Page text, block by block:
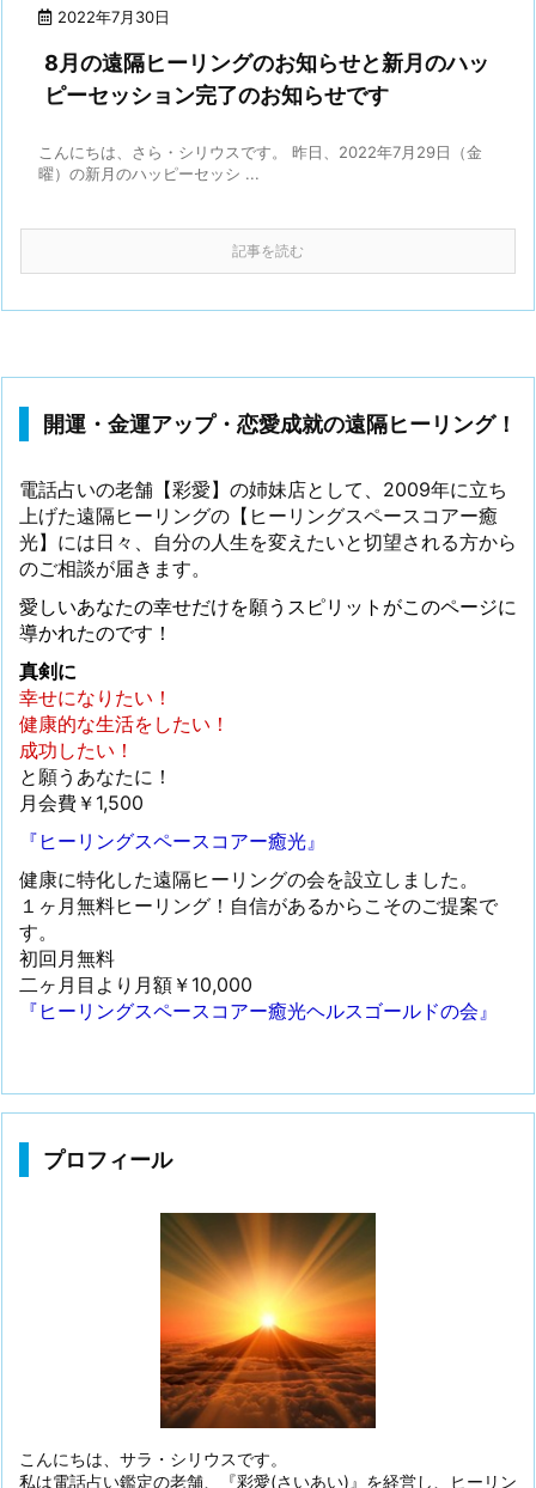
2022年7月30日
8月の遠隔ヒーリングのお知らせと新月のハッ
ピーセッション完了のお知らせです
こんにちは、さら・シリウスです。 昨日、2022年7月29日（金
曜）の新月のハッピーセッシ ...
記事を読む
開運・金運アップ・恋愛成就の遠隔ヒーリング！
電話占いの老舗【彩愛】の姉妹店として、2009年に立ち
上げた遠隔ヒーリングの【ヒーリングスペースコアー癒
光】には日々、自分の人生を変えたいと切望される方から
のご相談が届きます。
愛しいあなたの幸せだけを願うスピリットがこのページに
導かれたのです！
真剣に
幸せになりたい！
健康的な生活をしたい！
成功したい！
と願うあなたに！
月会費￥1,500
『ヒーリングスペースコアー癒光』
健康に特化した遠隔ヒーリングの会を設立しました。
１ヶ月無料ヒーリング！自信があるからこそのご提案で
す。
初回月無料
二ヶ月目より月額￥10,000
『ヒーリングスペースコアー癒光ヘルスゴールドの会』
プロフィール
こんにちは、サラ・シリウスです。
私は電話占い鑑定の老舗、『彩愛(さいあい)』を経営し、ヒーリン